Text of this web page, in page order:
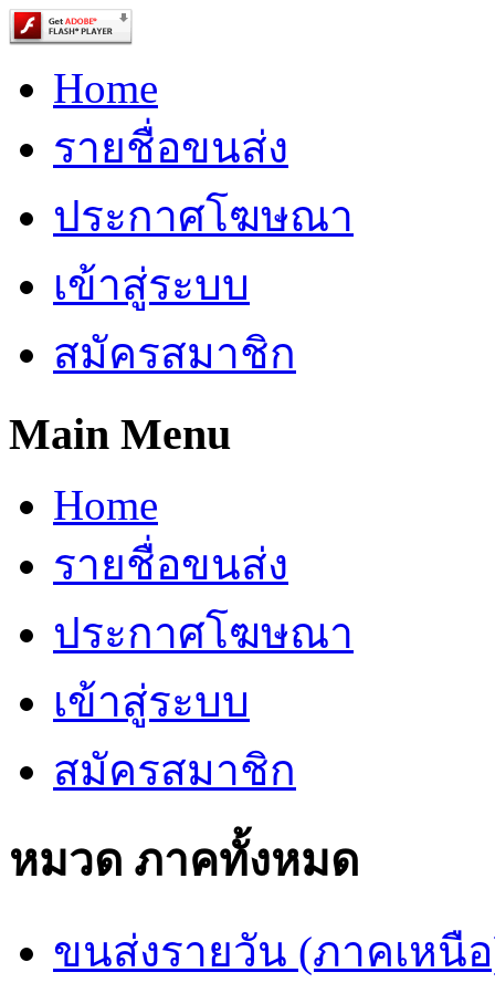
Home
รายชื่อขนส่ง
ประกาศโฆษณา
เข้าสู่ระบบ
สมัครสมาชิก
Main Menu
Home
รายชื่อขนส่ง
ประกาศโฆษณา
เข้าสู่ระบบ
สมัครสมาชิก
หมวด ภาคทั้งหมด
ขนส่งรายวัน (ภาคเหนื